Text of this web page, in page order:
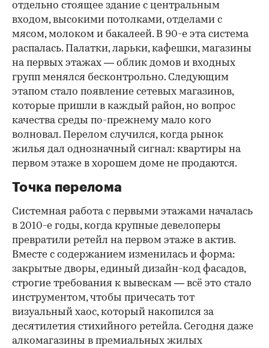
отдельно стоящее здание с центральным
входом, высокими потолками, отделами с
мясом, молоком и бакалеей. В 90-е эта система
распалась. Палатки, ларьки, кафешки, магазины
на первых этажах — облик домов и входных
групп менялся бесконтрольно. Следующим
этапом стало появление сетевых магазинов,
которые пришли в каждый район, но вопрос
качества среды по-прежнему мало кого
волновал. Перелом случился, когда рынок
жилья дал однозначный сигнал: квартиры на
первом этаже в хорошем доме не продаются.
Точка перелома
Системная работа с первыми этажами началась
в 2010-е годы, когда крупные девелоперы
превратили ретейл на первом этаже в актив.
Вместе с содержанием изменилась и форма:
закрытые дворы, единый дизайн-код фасадов,
строгие требования к вывескам — всё это стало
инструментом, чтобы причесать тот
визуальный хаос, который накопился за
десятилетия стихийного ретейла. Сегодня даже
алкомагазины в премиальных жилых